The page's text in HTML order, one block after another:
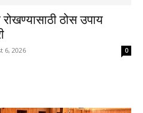
ठोस उपाय
6, 2026 0